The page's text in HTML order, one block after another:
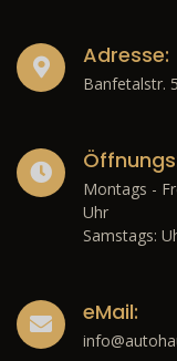
Adresse:
Banfetalstr.
Montags -
Uhr
Samstags:
eMail: